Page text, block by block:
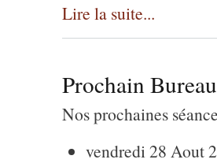
Lire la suite...
Prochain
Nos prochaines
vendredi 28 Aout